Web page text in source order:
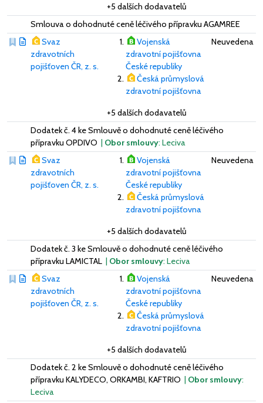
+5 dalších dodavatelů
Smlouva o dohodnuté ceně léčivého přípravku AGAMREE
Svaz
zdravotních
pojišťoven ČR, z. s.
Vojenská
zdravotní pojišťovna
České republiky
Česká průmyslová
zdravotní pojišťovna
+5 dalších dodavatelů
Neuvedena
Dodatek č. 4 ke Smlouvě o dohodnuté ceně léčivého
přípravku OPDIVO | Obor smlouvy: Leciva
Svaz
zdravotních
pojišťoven ČR, z. s.
Vojenská
zdravotní pojišťovna
České republiky
Česká průmyslová
zdravotní pojišťovna
+5 dalších dodavatelů
Neuvedena
Dodatek č. 3 ke Smlouvě o dohodnuté ceně léčivého
přípravku LAMICTAL | Obor smlouvy: Leciva
Svaz
zdravotních
pojišťoven ČR, z. s.
Vojenská
zdravotní pojišťovna
České republiky
Česká průmyslová
zdravotní pojišťovna
+5 dalších dodavatelů
Neuvedena
Dodatek č. 2 ke Smlouvě o dohodnuté ceně léčivého
přípravku KALYDECO, ORKAMBI, KAFTRIO | Obor smlouvy:
Leciva